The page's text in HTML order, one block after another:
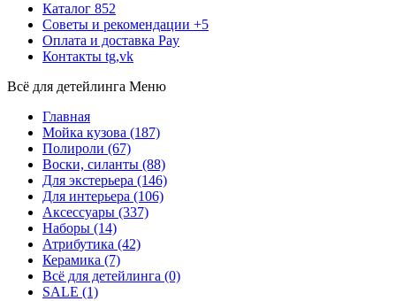
Каталог 852
Советы и рекомендации +5
Оплата и доставка Pay
Контакты tg,vk
Всё для детейлинга Меню
Главная
Мойка кузова (187)
Полироли (67)
Воски, силанты (88)
Для экстерьера (146)
Для интерьера (106)
Аксессуары (337)
Наборы (14)
Атрибутика (42)
Керамика (7)
Всё для детейлинга (0)
SALE (1)